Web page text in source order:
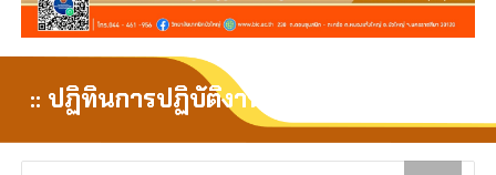
:: ปฏิทินการปฏิบัติงาน